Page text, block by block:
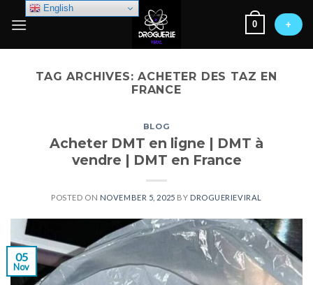
0 +
TAG ARCHIVES:ACHETER DES TAZ EN
FRANCE
BLOG
Acheter DMT en ligne | DMT à
vendre | DMT en France
POSTED ON NOVEMBER 5, 2025 BY DROGUERIEVIRAL
05
Nov
English